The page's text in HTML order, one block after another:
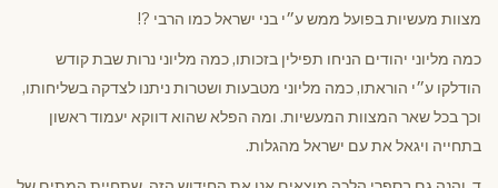
מצוות מעשיות בפועל ממש ע״י בני ישראל כמו הרבי ?!
כמה מליוני יהודים הניחו תפילין בזכותו, כמה מליוני נרות שבת קודש
הודלקו ע״י הוראתו, כמה מליוני מטבעות ושטרות ניתנו לצדקה בשליחותו,
וכך בכל שאר המצוות המעשיות. ומה הפלא שהוא דווקא יעמוד ראשון
בתחייה ויגאל את עם ישראל מהגלות.